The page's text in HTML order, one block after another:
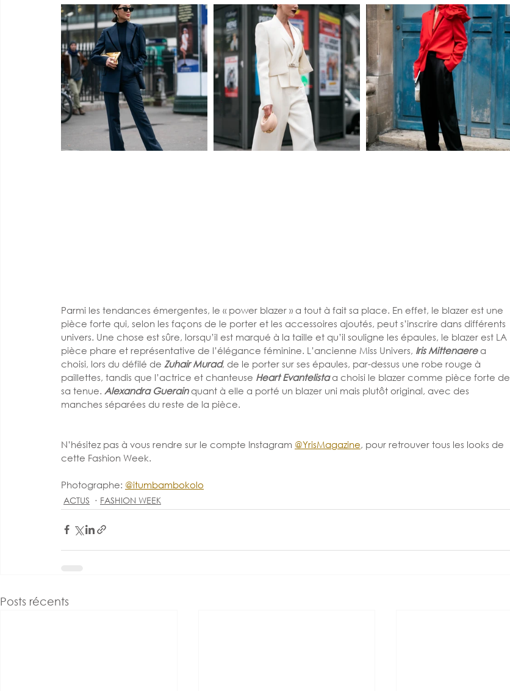
Parmi les tendances émergentes, le « power blazer » a tout à fait sa place. En effet, le blazer est une
pièce forte qui, selon les façons de le porter et les accessoires ajoutés, peut s’inscrire dans différents
univers. Une chose est sûre, lorsqu’il est marqué à la taille et qu’il souligne les épaules, le blazer est LA
pièce phare et représentative de l’élégance féminine. L’ancienne Miss Univers, Iris Mittenaere a
choisi, lors du défilé de Zuhair Murad, de le porter sur ses épaules, par-dessus une robe rouge à
paillettes, tandis que l’actrice et chanteuse Heart Evantelista a choisi le blazer comme pièce forte de
sa tenue. Alexandra Guerain quant à elle a porté un blazer uni mais plutôt original, avec des
manches séparées du reste de la pièce.
N’hésitez pas à vous rendre sur le compte Instagram @YrisMagazine, pour retrouver tous les looks de
cette Fashion Week.
Photographe: @itumbambokolo
ACTUS FASHION WEEK
Posts récents